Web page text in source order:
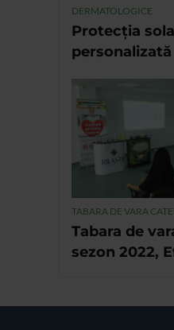
DERMATOLOGICE
Protecția
personalizată
TABARA DE VARA
Tabara de
sezon 2022,